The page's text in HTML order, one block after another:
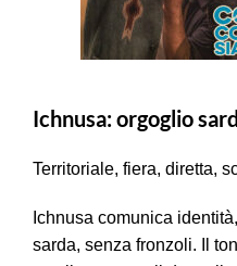
Ichnusa: orgoglio
Territoriale, fiera, diretta,
Ichnusa comunica
sarda, senza fronzoli. Il